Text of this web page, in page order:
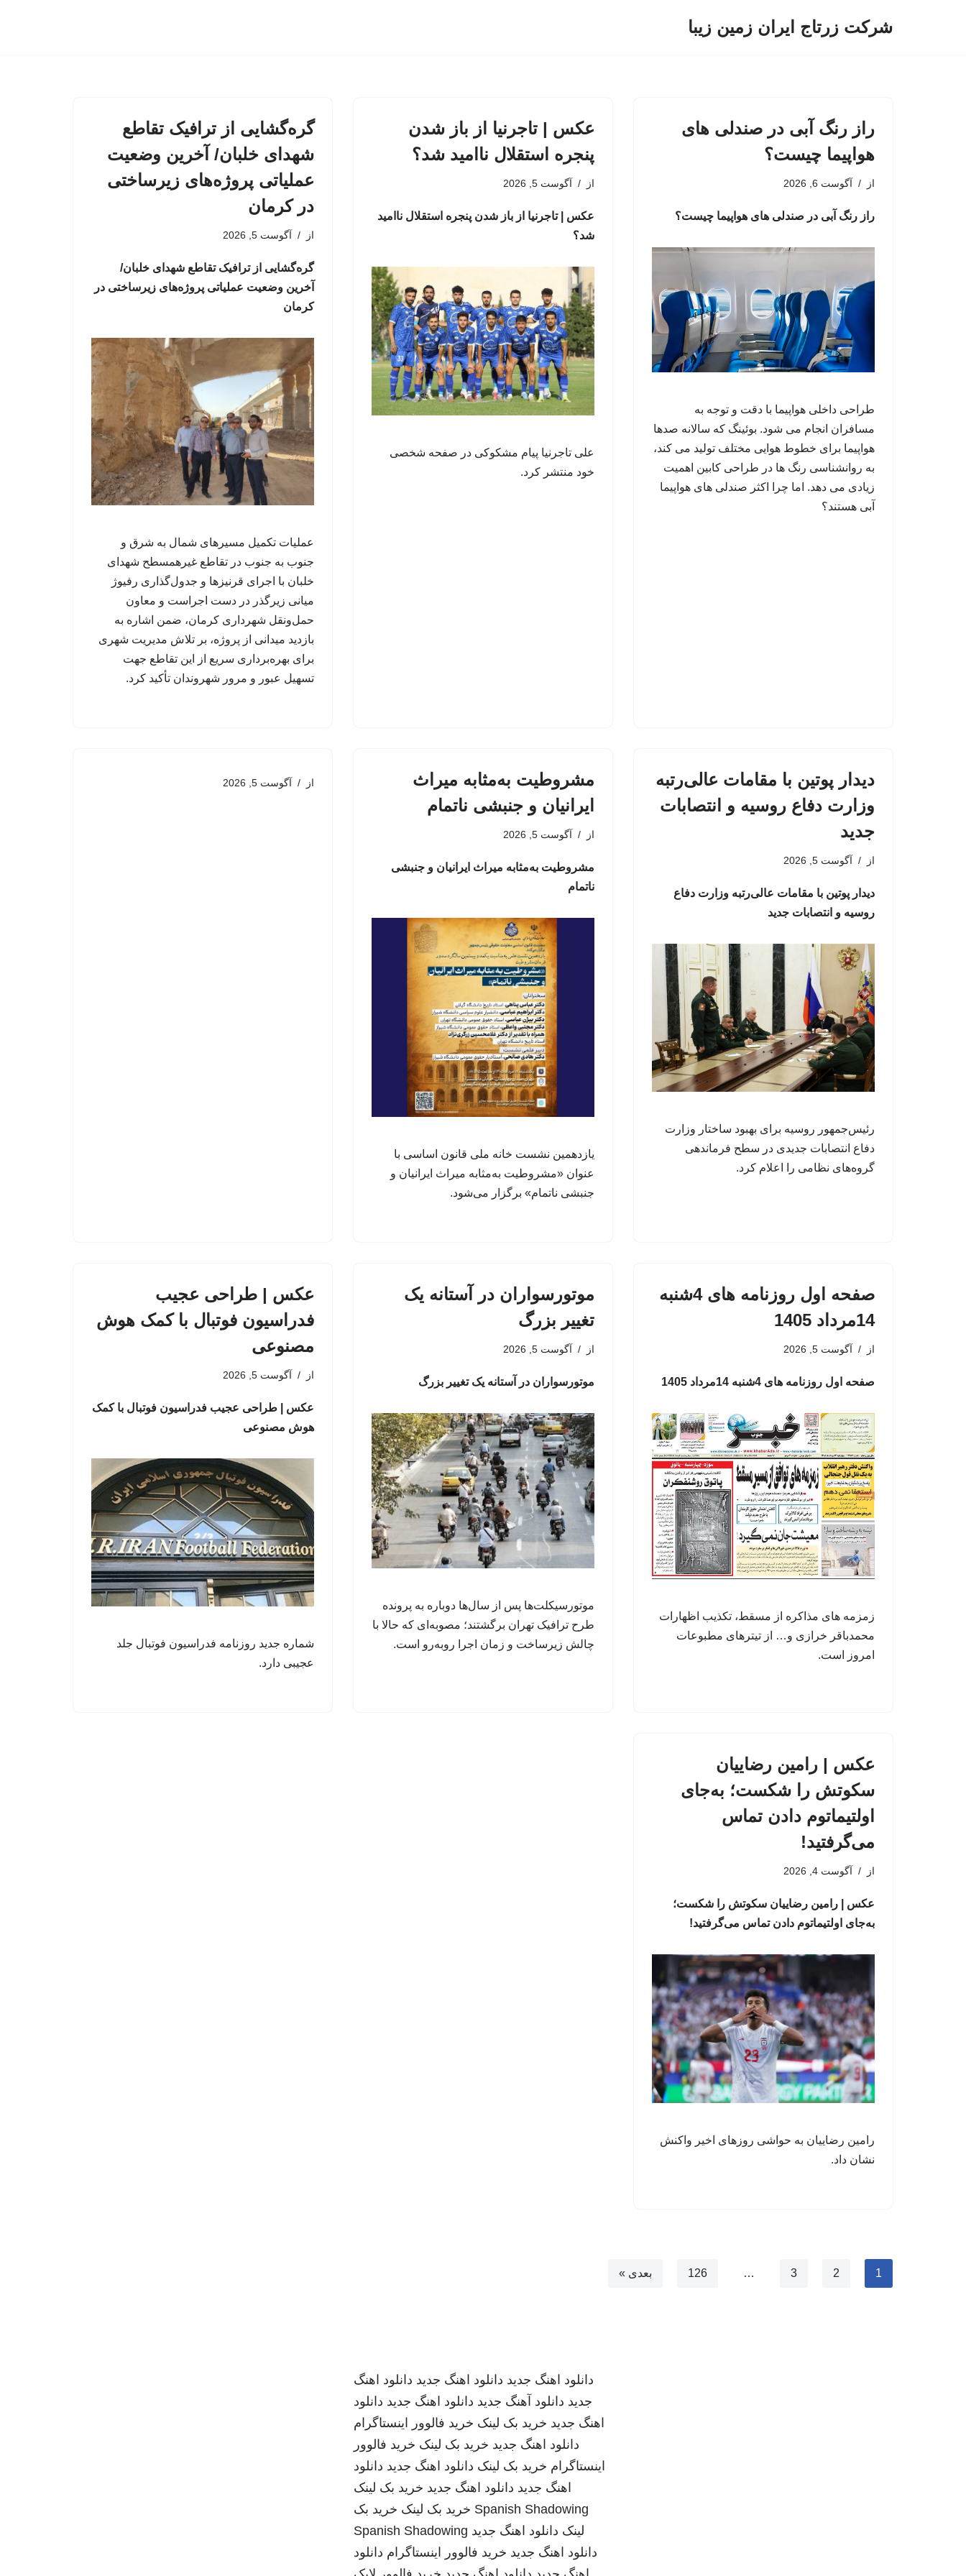
شرکت زرتاج ایران زمین زیبا
راز رنگ آبی در صندلی های
هواپیما چیست؟
از آگوست 6, 2026
راز رنگ آبی در صندلی های هواپیما چیست؟
طراحی داخلی هواپیما با دقت و توجه به
مسافران انجام می شود. بوئینگ که سالانه صدها
هواپیما برای خطوط هوایی مختلف تولید می کند،
به روانشناسی رنگ ها در طراحی کابین اهمیت
زیادی می دهد. اما چرا اکثر صندلی های هواپیما
آبی هستند؟
عکس | تاجرنیا از باز شدن
پنجره استقلال ناامید شد؟
از آگوست 5, 2026
عکس | تاجرنیا از باز شدن پنجره استقلال ناامید
شد؟
علی تاجرنیا پیام مشکوکی در صفحه شخصی
خود منتشر کرد.
گره‌گشایی از ترافیک تقاطع
شهدای خلبان/ آخرین وضعیت
عملیاتی پروژه‌های زیرساختی
در کرمان
از آگوست 5, 2026
گره‌گشایی از ترافیک تقاطع شهدای خلبان/
آخرین وضعیت عملیاتی پروژه‌های زیرساختی در
کرمان
عملیات تکمیل مسیرهای شمال به شرق و
جنوب به جنوب در تقاطع غیرهمسطح شهدای
خلبان با اجرای قرنیزها و جدول‌گذاری رفیوژ
میانی زیرگذر در دست اجراست و معاون
حمل‌ونقل شهرداری کرمان، ضمن اشاره به
بازدید میدانی از پروژه، بر تلاش مدیریت شهری
برای بهره‌برداری سریع از این تقاطع جهت
تسهیل عبور و مرور شهروندان تأکید کرد.
دیدار پوتین با مقامات عالی‌رتبه
وزارت دفاع روسیه و انتصابات
جدید
از آگوست 5, 2026
دیدار پوتین با مقامات عالی‌رتبه وزارت دفاع
روسیه و انتصابات جدید
رئیس‌جمهور روسیه برای بهبود ساختار وزارت
دفاع انتصابات جدیدی در سطح فرماندهی
گروه‌های نظامی را اعلام کرد.
مشروطیت به‌مثابه میراث
ایرانیان و جنبشی ناتمام
از آگوست 5, 2026
مشروطیت به‌مثابه میراث ایرانیان و جنبشی
ناتمام
یازدهمین نشست خانه ملی قانون اساسی با
عنوان «مشروطیت به‌مثابه میراث ایرانیان و
جنبشی ناتمام» برگزار می‌شود.
از آگوست 5, 2026
صفحه اول روزنامه های 4شنبه
14مرداد 1405
از آگوست 5, 2026
صفحه اول روزنامه های 4شنبه 14مرداد 1405
زمزمه های مذاکره از مسقط، تکذیب اظهارات
محمدباقر خرازی و… از تیترهای مطبوعات
امروز است.
موتورسواران در آستانه یک
تغییر بزرگ
از آگوست 5, 2026
موتورسواران در آستانه یک تغییر بزرگ
موتورسیکلت‌ها پس از سال‌ها دوباره به پرونده
طرح ترافیک تهران برگشتند؛ مصوبه‌ای که حالا با
چالش زیرساخت و زمان اجرا روبه‌رو است.
عکس | طراحی عجیب
فدراسیون فوتبال با کمک هوش
مصنوعی
از آگوست 5, 2026
عکس | طراحی عجیب فدراسیون فوتبال با کمک
هوش مصنوعی
شماره جدید روزنامه فدراسیون فوتبال جلد
عجیبی دارد.
عکس | رامین رضاییان
سکوتش را شکست؛ به‌جای
اولتیماتوم دادن تماس
می‌گرفتید!
از آگوست 4, 2026
عکس | رامین رضاییان سکوتش را شکست؛
به‌جای اولتیماتوم دادن تماس می‌گرفتید!
رامین رضاییان به حواشی روزهای اخیر واکنش
نشان داد.
1
2
3
…
126 بعدی »
دانلود اهنگ جدید دانلود اهنگ جدید دانلود اهنگ
جدید دانلود آهنگ جدید دانلود اهنگ جدید دانلود
اهنگ جدید خرید بک لینک خرید فالوور اینستاگرام
دانلود اهنگ جدید خرید بک لینک خرید فالوور
اینستاگرام خرید بک لینک دانلود اهنگ جدید دانلود
اهنگ جدید دانلود اهنگ جدید خرید بک لینک
Spanish Shadowing خرید بک لینک خرید بک
لینک دانلود اهنگ جدید Spanish Shadowing
دانلود اهنگ جدید خرید فالوور اینستاگرام دانلود